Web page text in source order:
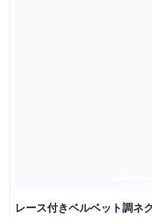
レース付きベルベット調ネ